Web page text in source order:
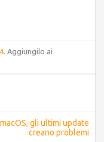
. Aggiungilo ai
macOS, gli ultimi update
creano problemi